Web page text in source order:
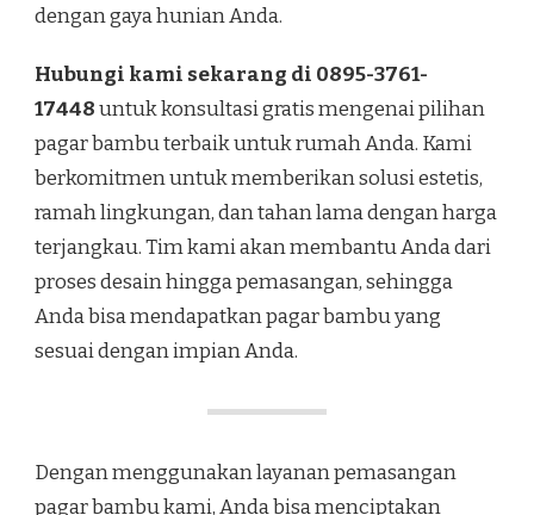
dengan gaya hunian Anda.
Hubungi kami sekarang di 0895-3761-
17448untuk konsultasi gratis mengenai pilihan
pagar bambu terbaik untuk rumah Anda. Kami
berkomitmen untuk memberikan solusi estetis,
ramah lingkungan, dan tahan lama dengan harga
terjangkau. Tim kami akan membantu Anda dari
proses desain hingga pemasangan, sehingga
Anda bisa mendapatkan pagar bambu yang
sesuai dengan impian Anda.
Dengan menggunakan layanan pemasangan
pagar bambu kami, Anda bisa menciptakan